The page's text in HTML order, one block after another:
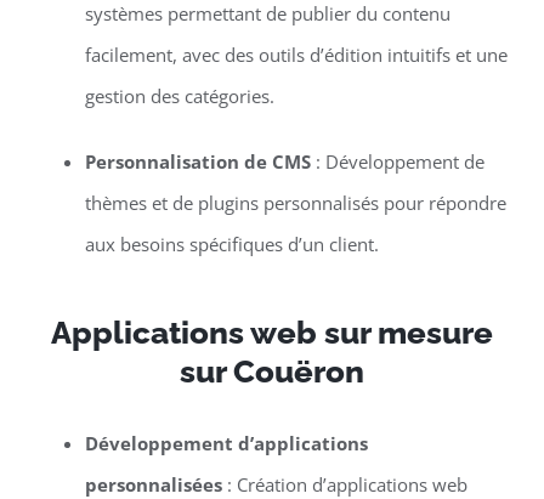
systèmes permettant de publier du contenu
facilement, avec des outils d’édition intuitifs et une
gestion des catégories.
Personnalisation de CMS: Développement de
thèmes et de plugins personnalisés pour répondre
aux besoins spécifiques d’un client.
Applications web sur mesure
sur Couëron
Développement d’applications
personnalisées: Création d’applications web